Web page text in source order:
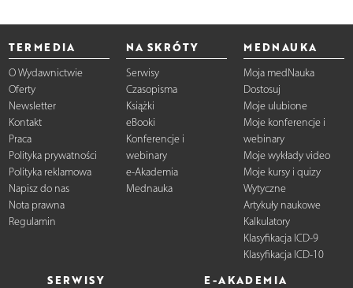
TERMEDIA
O Wydawnictwie
Oferty
Newsletter
Kontakt
Praca
Polityka prywatności
Polityka reklamowa
Napisz do nas
Nota prawna
Regulamin
NA SKRÓTY
Serwisy
Czasopisma
Książki
eBooki
Konferencje i
webinary
e-Akademia
Mednauka
MEDNAUKA
Moja medNauka
Dostosuj
Moje ulubione
Moje konferencje i
webinary
Moje wykłady video
Moje kursy i quizy
Wytyczne
Artykuły naukowe
Kalkulatory
Klasyfikacja ICD-9
Klasyfikacja ICD-10
SERWISY E-AKADEMIA